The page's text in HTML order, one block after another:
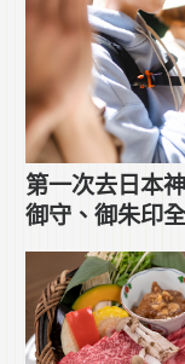
第一次去日本
御守、御朱印